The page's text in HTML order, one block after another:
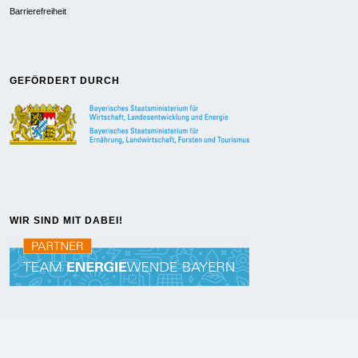
Barrierefreiheit
GEFÖRDERT DURCH
WIR SIND MIT DABEI!